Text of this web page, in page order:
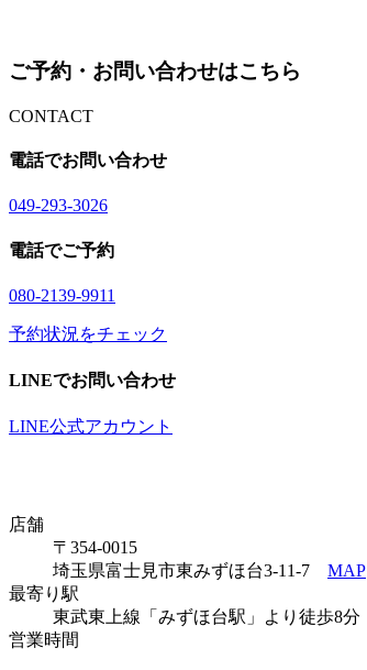
ご予約・お問い合わせはこちら
CONTACT
電話でお問い合わせ
049-293-3026
電話でご予約
080-2139-9911
予約状況をチェック
LINEでお問い合わせ
LINE公式アカウント
店舗
〒354-0015
埼玉県富士見市東みずほ台3-11-7 MAP
最寄り駅
東武東上線「みずほ台駅」より徒歩8分
営業時間